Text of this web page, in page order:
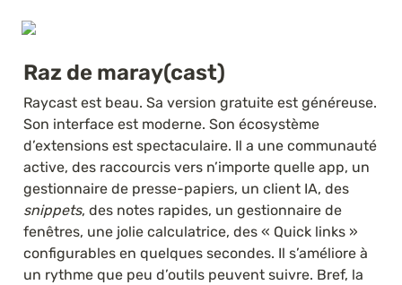
Raz de maray(cast)
Raycast est beau. Sa version gratuite est généreuse.
Son interface est moderne. Son écosystème
d’extensions est spectaculaire. Il a une communauté
active, des raccourcis vers n’importe quelle app, un
snippets, des notes rapides, un gestionnaire de
fenêtres, une jolie calculatrice, des « Quick links »
configurables en quelques secondes. Il s’améliore à